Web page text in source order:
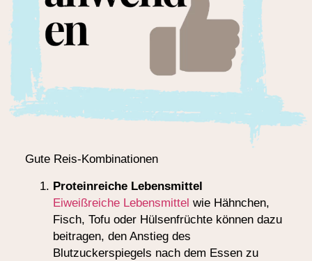
Gute Reis-Kombinationen
Proteinreiche Lebensmittel
Eiweißreiche Lebensmittel wie Hähnchen,
Fisch, Tofu oder Hülsenfrüchte können dazu
beitragen, den Anstieg des
Blutzuckerspiegels nach dem Essen zu